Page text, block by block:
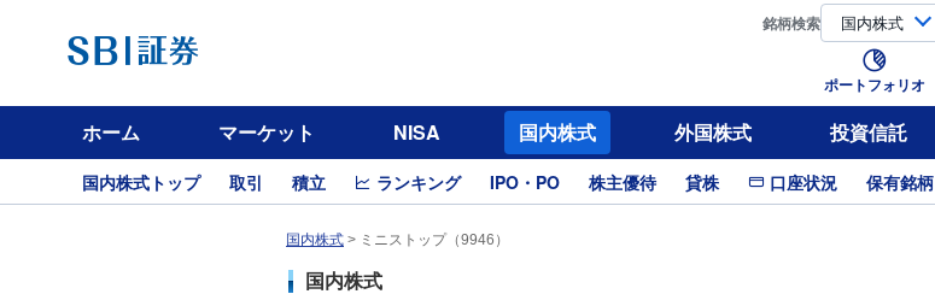
銘柄検索
ポートフォリオ
ホーム マーケット NISA 国内株式 外国株式 投資信託
国内株式トップ 取引 積立 ランキング IPO・PO 株主優待 貸株 口座状況 保有銘柄
国内株式 > ミニストップ（9946）
国内株式